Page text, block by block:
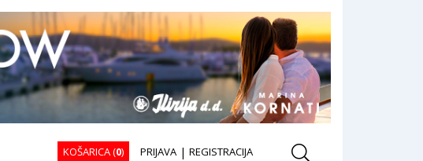
KOŠARICA (0) PRIJAVA | REGISTRACIJA